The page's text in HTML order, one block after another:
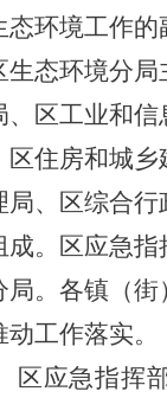
环境工作的
生态环境分局
、 区工业和信
区住房和城乡
局、 区综合行
。 区应急指
局。各镇 （街
工作落实。
区应急指挥